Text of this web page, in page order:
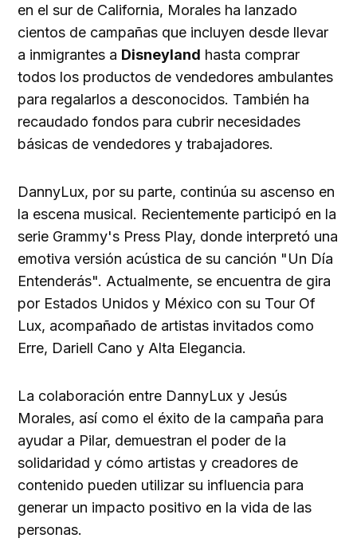
en el sur de California, Morales ha lanzado
cientos de campañas que incluyen desde llevar
a inmigrantes a Disneyland hasta comprar
todos los productos de vendedores ambulantes
para regalarlos a desconocidos. También ha
recaudado fondos para cubrir necesidades
básicas de vendedores y trabajadores.
DannyLux, por su parte, continúa su ascenso en
la escena musical. Recientemente participó en la
serie Grammy's Press Play, donde interpretó una
emotiva versión acústica de su canción "Un Día
Entenderás". Actualmente, se encuentra de gira
por Estados Unidos y México con su Tour Of
Lux, acompañado de artistas invitados como
Erre, Dariell Cano y Alta Elegancia.
La colaboración entre DannyLux y Jesús
Morales, así como el éxito de la campaña para
ayudar a Pilar, demuestran el poder de la
solidaridad y cómo artistas y creadores de
contenido pueden utilizar su influencia para
generar un impacto positivo en la vida de las
personas.